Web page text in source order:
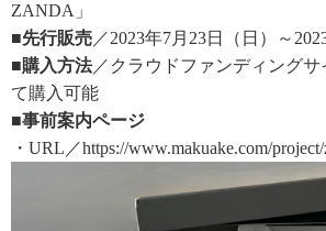
ZANDA」
■先行販売 ／2023年7月23日（日）～
■購入方法／クラウドファンディングサ
て購入可能
■事前案内ページ
・URL／https://www.makuake.com/project/